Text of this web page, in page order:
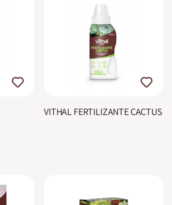
VITHAL FERTILIZANTE CACTUS